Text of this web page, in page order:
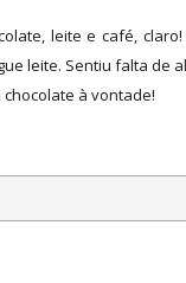
leite e café,
leite. Sentiu falta de
à vontade!